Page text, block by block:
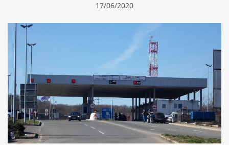
17/06/2020